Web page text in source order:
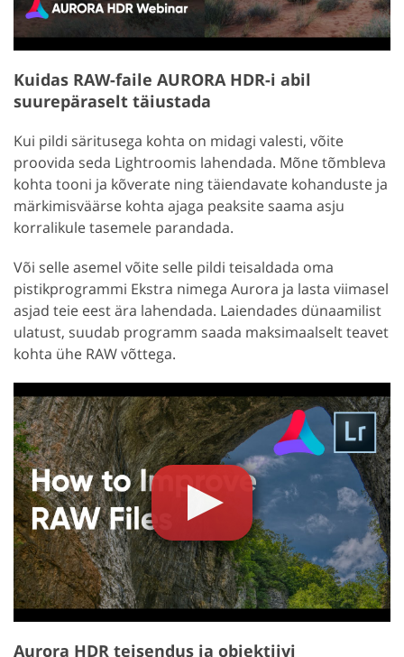
Kuidas RAW-faile AURORA HDR-i abil
suurepäraselt täiustada
Kui pildi säritusega kohta on midagi valesti, võite
proovida seda Lightroomis lahendada. Mõne tõmbleva
kohta tooni ja kõverate ning täiendavate kohanduste ja
märkimisväärse kohta ajaga peaksite saama asju
korralikule tasemele parandada.
Või selle asemel võite selle pildi teisaldada oma
pistikprogrammi Ekstra nimega Aurora ja lasta viimasel
asjad teie eest ära lahendada. Laiendades dünaamilist
ulatust, suudab programm saada maksimaalselt teavet
kohta ühe RAW võttega.
Aurora HDR teisendus ja objektiivi